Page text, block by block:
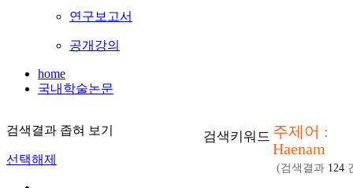
연구보고서
공개강의
home
국내학술논문
검색결과 좁혀 보기
선택해제
검색키워드 주제어 :
Haenam
(검색결과 124